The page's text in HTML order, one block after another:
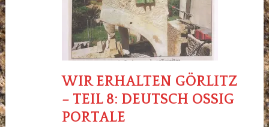
WIR ERHALTEN GÖRLITZ
– TEIL 8: DEUTSCH OSSIG
PORTALE